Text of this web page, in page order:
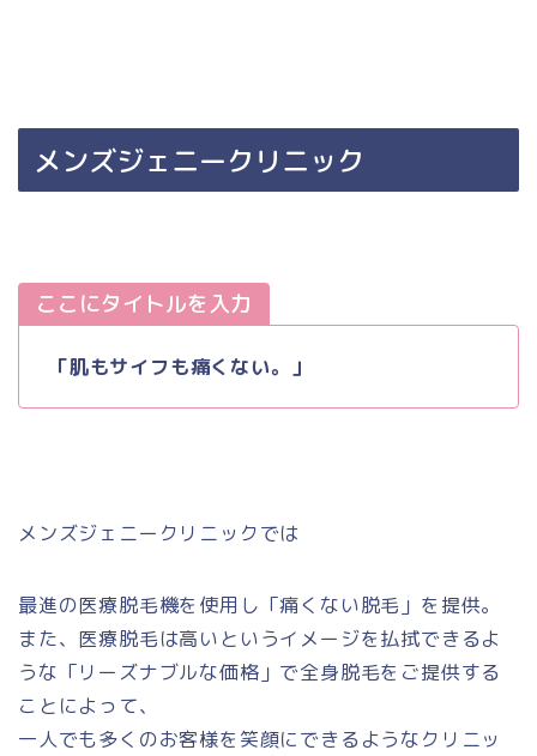
メンズジェニークリニック
ここにタイトルを入力
「肌もサイフも痛くない。」
メンズジェニークリニックでは
最進の医療脱毛機を使用し「痛くない脱毛」を提供。
また、医療脱毛は高いというイメージを払拭できるよ
うな「リーズナブルな価格」で全身脱毛をご提供する
ことによって、
一人でも多くのお客様を笑顔にできるようなクリニッ